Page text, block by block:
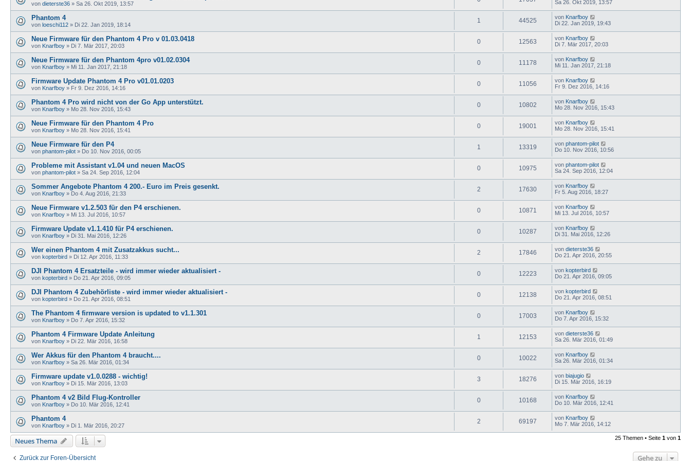
von dieterste36 » Sa 26. Okt 2019, 13:57
Sa 26. Okt 2019, 13:57
Phantom 4
von loeschi112 » Di 22. Jan 2019, 18:14
1 44525 von Knarfboy
Di 22. Jan 2019, 19:43
Neue Firmware für den Phantom 4 Pro v 01.03.0418
von Knarfboy » Di 7. Mär 2017, 20:03
0 12563 von Knarfboy
Di 7. Mär 2017, 20:03
Neue Firmware für den Phantom 4pro v01.02.0304
von Knarfboy » Mi 11. Jan 2017, 21:18
0 11178 von Knarfboy
Mi 11. Jan 2017, 21:18
Firmware Update Phantom 4 Pro v01.01.0203
von Knarfboy » Fr 9. Dez 2016, 14:16
0 11056 von Knarfboy
Fr 9. Dez 2016, 14:16
Phantom 4 Pro wird nicht von der Go App unterstützt.
von Knarfboy » Mo 28. Nov 2016, 15:43
0 10802 von Knarfboy
Mo 28. Nov 2016, 15:43
Neue Firmware für den Phantom 4 Pro
von Knarfboy » Mo 28. Nov 2016, 15:41
0 19001 von Knarfboy
Mo 28. Nov 2016, 15:41
Neue Firmware für den P4
von phantom-pilot » Do 10. Nov 2016, 00:05
1 13319 von phantom-pilot
Do 10. Nov 2016, 10:56
Probleme mit Assistant v1.04 und neuen MacOS
von phantom-pilot » Sa 24. Sep 2016, 12:04
0 10975 von phantom-pilot
Sa 24. Sep 2016, 12:04
Sommer Angebote Phantom 4 200.- Euro im Preis gesenkt.
von Knarfboy » Do 4. Aug 2016, 21:33
2 17630 von Knarfboy
Fr 5. Aug 2016, 18:27
Neue Firmware v1.2.503 für den P4 erschienen.
von Knarfboy » Mi 13. Jul 2016, 10:57
0 10871 von Knarfboy
Mi 13. Jul 2016, 10:57
Firmware Update v1.1.410 für P4 erschienen.
von Knarfboy » Di 31. Mai 2016, 12:26
0 10287 von Knarfboy
Di 31. Mai 2016, 12:26
Wer einen Phantom 4 mit Zusatzakkus sucht...
von kopterbird » Di 12. Apr 2016, 11:33
2 17846 von dieterste36
Do 21. Apr 2016, 20:55
DJI Phantom 4 Ersatzteile - wird immer wieder aktualisiert -
von kopterbird » Do 21. Apr 2016, 09:05
0 12223 von kopterbird
Do 21. Apr 2016, 09:05
DJI Phantom 4 Zubehörliste - wird immer wieder aktualisiert -
von kopterbird » Do 21. Apr 2016, 08:51
0 12138 von kopterbird
Do 21. Apr 2016, 08:51
The Phantom 4 firmware version is updated to v1.1.301
von Knarfboy » Do 7. Apr 2016, 15:32
0 17003 von Knarfboy
Do 7. Apr 2016, 15:32
Phantom 4 Firmware Update Anleitung
von Knarfboy » Di 22. Mär 2016, 16:58
1 12153 von dieterste36
Sa 26. Mär 2016, 01:49
Wer Akkus für den Phantom 4 braucht....
von Knarfboy » Sa 26. Mär 2016, 01:34
0 10022 von Knarfboy
Sa 26. Mär 2016, 01:34
Firmware update v1.0.0288 - wichtig!
von Knarfboy » Di 15. Mär 2016, 13:03
3 18276 von biajugio
Di 15. Mär 2016, 16:19
Phantom 4 v2 Bild Flug-Kontroller
von Knarfboy » Do 10. Mär 2016, 12:41
0 10168 von Knarfboy
Do 10. Mär 2016, 12:41
Phantom 4
von Knarfboy » Di 1. Mär 2016, 20:27
2 69197 von Knarfboy
Mo 7. Mär 2016, 14:12
Neues Thema 25 Themen • Seite 1 von 1
Zurück zur Foren-Übersicht Gehe zu